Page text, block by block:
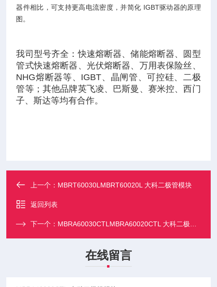
器件相比，可支持更高电流密度，并简化 IGBT驱动器的原理
图。
我司型号齐全：快速熔断器、储能熔断器、圆型
管式快速熔断器、光伏熔断器、万用表保险丝、
NHG熔断器等、IGBT、晶闸管、可控硅、二极
管等；其他品牌英飞凌、巴斯曼、赛米控、西门
子、斯达等均有合作。
上一个： MBRT60030LMBRT60020L 大科二极管模块
返回列表
下一个： MBRA60030CTLMBRA60020CTL 大科二极管模块
在线留言